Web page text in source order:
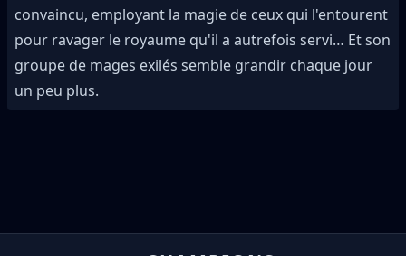
convaincu, employant la magie de ceux qui l'entourent
pour ravager le royaume qu'il a autrefois servi… Et son
groupe de mages exilés semble grandir chaque jour
un peu plus.